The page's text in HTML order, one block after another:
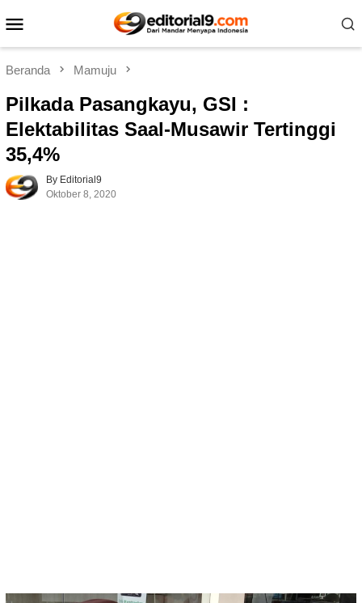
ke
Mobile
Beranda Mamuju
Pilkada Pasangkayu, GSI :
Elektabilitas Saal-Musawir Tertinggi
35,4%
By Editorial9
Oktober 8, 2020